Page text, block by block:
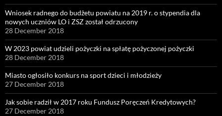
Wniosek radnego do budżetu powiatu na 2019 r. o stypendia dla
nowych uczniów LO i ZSZ został odrzucony
28 December 2018
W 2023 powiat udzieli pożyczki na spłatę pożyczonej pożyczki
28 December 2018
Miasto ogłosiło konkurs na sport dzieci i młodzieży
27 December 2018
Jak sobie radził w 2017 roku Fundusz Poręczeń Kredytowych?
27 December 2018